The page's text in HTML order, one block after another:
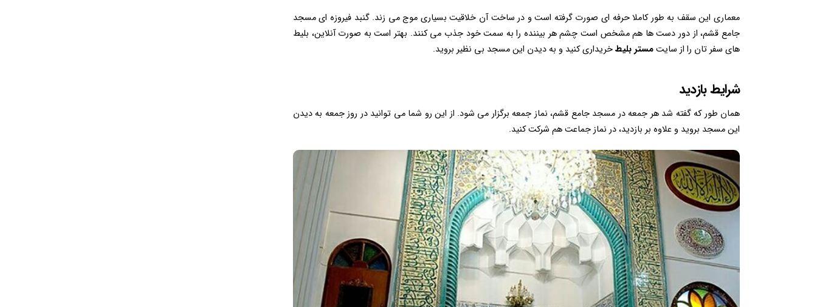
معماری این سقف به طور کاملا حرفه ای صورت گرفته است و در ساخت آن خلاقیت بسیاری موج می زند. گنبد فیروزه ای مسجد
جامع قشم، از دور دست ها هم مشخص است چشم هر بیننده را به سمت خود جذب می کنند. بهتر است به صورت آنلاین، بلیط
های سفر تان را از سایتمستر بلیطخریداری کنید و به دیدن این مسجد بی نظیر بروید.
شرایط بازدید
همان طور که گفته شد هر جمعه در مسجد جامع قشم، نماز جمعه برگزار می شود. از این رو شما می توانید در روز جمعه به دیدن
این مسجد بروید و علاوه بر بازدید، در نماز جماعت هم شرکت کنید.